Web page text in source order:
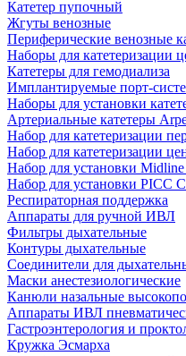
Катетер пупочный
Жгуты венозные
Периферические венозные
Наборы для катетеризации
Катетеры для гемодиализа
Имплантируемые
Наборы для установки
Артериальные катетеры
Набор для катетеризации
Набор для катетеризации
Набор для установки Midline
Набор для установки PICC
Респираторная поддержка
Аппараты для ручной ИВЛ
Фильтры дыхательные
Контуры дыхательные
Соединители для
Маски анестезиологические
Канюли назальные
Аппараты ИВЛ
Гастроэнтерология и
Кружка Эсмарха